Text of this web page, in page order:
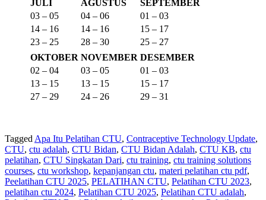
JULI
AGUSTUS
SEPTEMBER
03 – 05
04 – 06
01 – 03
14 – 16
14 – 16
15 – 17
23 – 25
28 – 30
25 – 27
OKTOBER NOVEMBER DESEMBER
02 – 04
03 – 05
01 – 03
13 – 15
13 – 15
15 – 17
27 – 29
24 – 26 29 – 31
Tagged Apa Itu Pelatihan CTU, Contraceptive Technology Update,
CTU, ctu adalah, CTU Bidan, CTU Bidan Adalah, CTU KB, ctu
pelatihan, CTU Singkatan Dari, ctu training, ctu training solutions
courses, ctu workshop, kepanjangan ctu, materi pelatihan ctu pdf,
Peelatihan CTU 2025, PELATIHAN CTU, Pelatihan CTU 2023,
pelatihan ctu 2024, Pelatihan CTU 2025, Pelatihan CTU adalah,